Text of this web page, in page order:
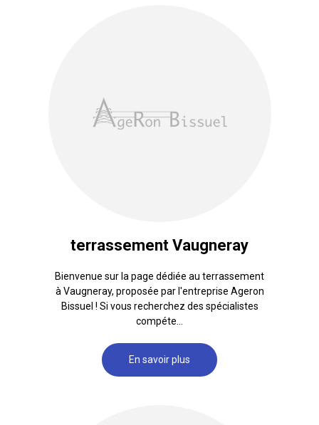
terrassement Vaugneray
Bienvenue sur la page dédiée au terrassement
à Vaugneray, proposée par l'entreprise Ageron
Bissuel ! Si vous recherchez des spécialistes
compéte...
En savoir plus